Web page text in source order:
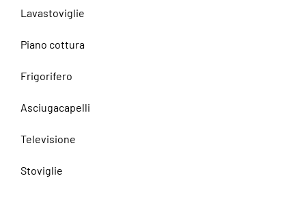
Lavastoviglie
Piano cottura
Frigorifero
Asciugacapelli
Televisione
Stoviglie